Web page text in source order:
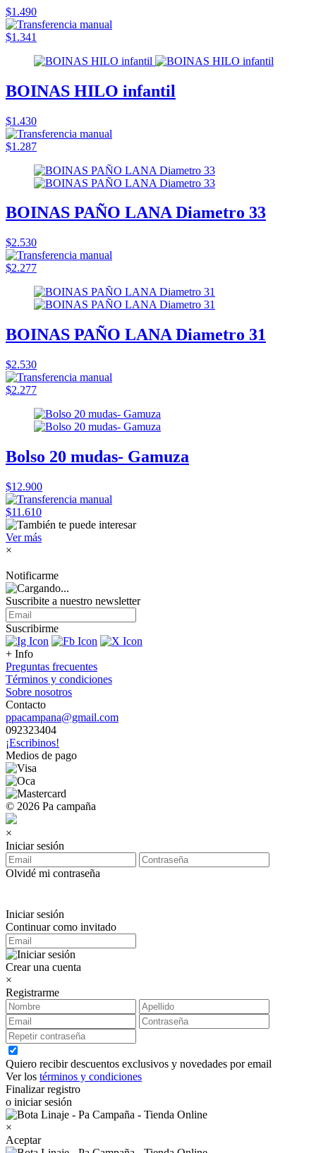
$1.490
$1.341
BOINAS HILO infantil
$1.430
$1.287
BOINAS PAÑO LANA Diametro 33
$2.530
$2.277
BOINAS PAÑO LANA Diametro 31
$2.530
$2.277
Bolso 20 mudas- Gamuza
$12.900
$11.610
Ver más
×
Notificarme
Suscribite a nuestro newsletter
Suscribirme
+ Info
Preguntas frecuentes
Términos y condiciones
Sobre nosotros
Contacto
ppacampana@gmail.com
092323404
¡Escribinos!
Medios de pago
© 2026 Pa campaña
×
Iniciar sesión
Olvidé mi contraseña
Iniciar sesión
Continuar como invitado
Crear una cuenta
×
Registrarme
Quiero recibir descuentos exclusivos y novedades por email
Ver los términos y condiciones
Finalizar registro
o iniciar sesión
×
Aceptar